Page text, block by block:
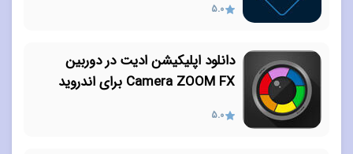
5.0
دانلود اپلیکیشن ادیت در دوربین
Camera ZOOM FX برای اندروید
5.0